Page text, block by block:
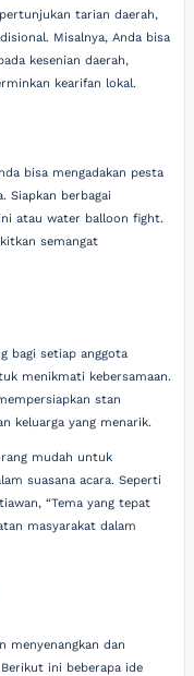
tarian daerah,
Misalnya, Anda bisa
kesenian daerah,
kearifan lokal.
bisa mengadakan pesta
Siapkan berbagai
atau water balloon fight.
semangat
bagi setiap anggota
menikmati kebersamaan.
stan
keluarga yang menarik.
mudah untuk
suasana acara. Seperti
“Tema yang tepat
masyarakat dalam
menyenangkan dan
ini beberapa ide